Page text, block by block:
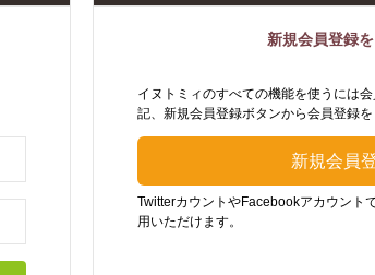
新規会員登録
イヌトミィのすべての機能を使うには
記、新規会員登録ボタンから会員登録を
TwitterカウントやFacebookアカウント
用いただけます。